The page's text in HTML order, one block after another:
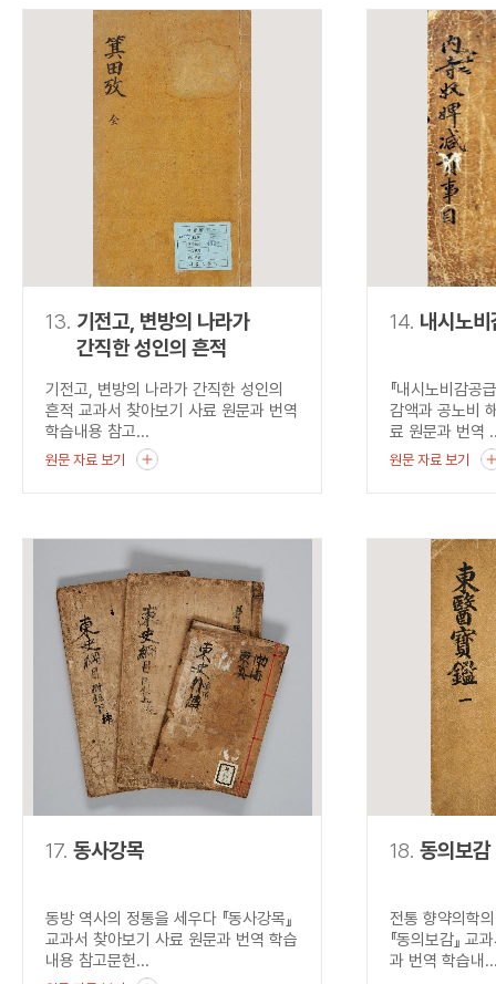
13. 기전고, 변방의 나라가
간직한 성인의 흔적
기전고, 변방의 나라가 간직한 성인의
흔적 교과서 찾아보기 사료 원문과 번역
학습내용 참고...
원문 자료 보기
14. 내시노
『내시노비감공
감액과 공노비
료 원문과 번역
원문 자료 보기
17. 동사강목
동방 역사의 정통을 세우다 『동사강목』
교과서 찾아보기 사료 원문과 번역 학습
내용 참고문헌...
18. 동의보감
전통 향약의학
『동의보감』 교
과 번역 학습내